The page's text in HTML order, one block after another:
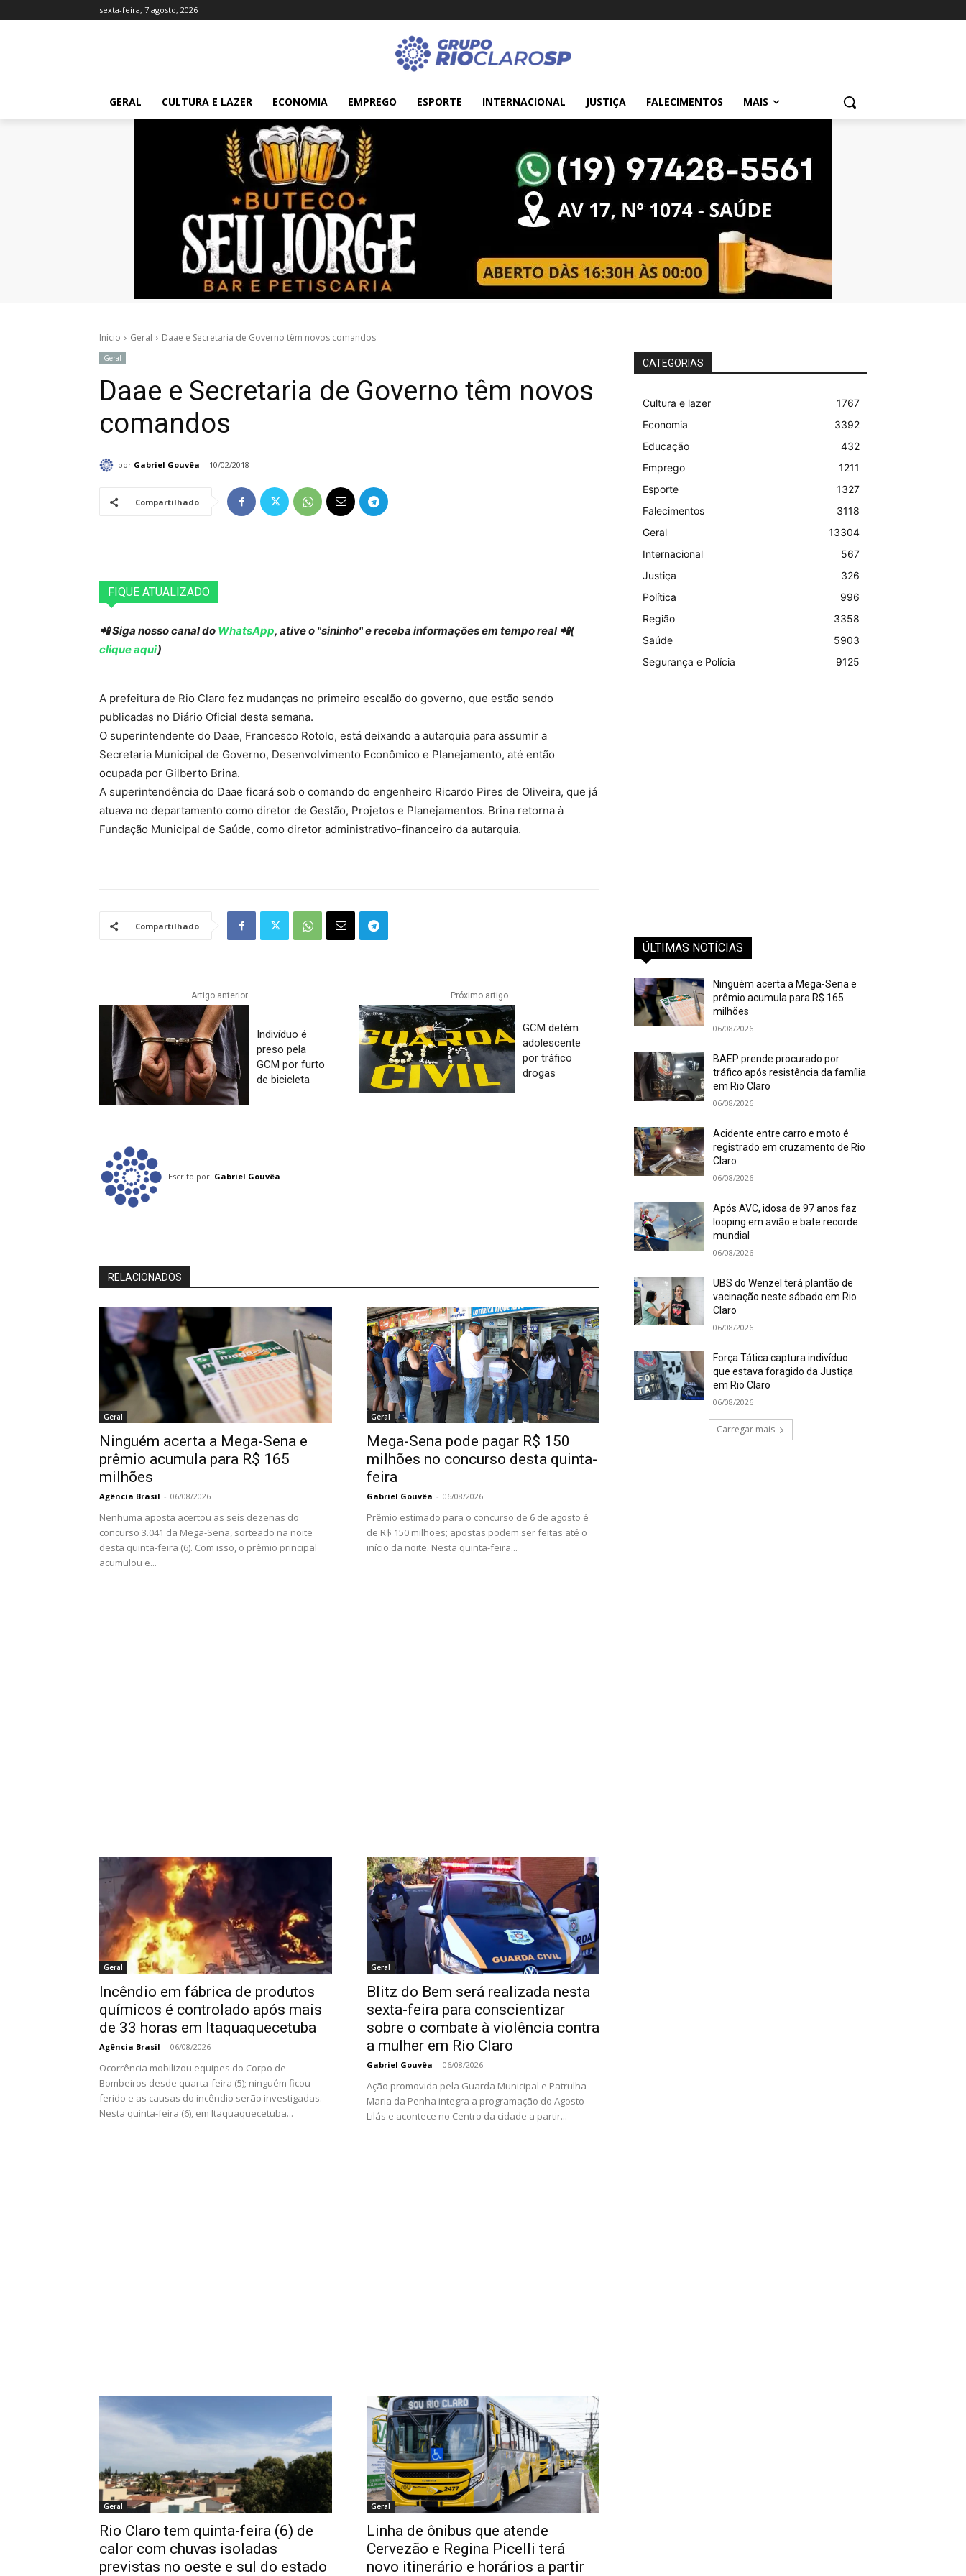
sexta-feira, 7 agosto, 2026
GERAL CULTURA E LAZER ECONOMIA EMPREGO ESPORTE INTERNACIONAL JUSTIÇA FALECIMENTOS MAIS
Início Geral Daae e Secretaria de Governo têm novos comandos
Geral
Daae e Secretaria de Governo têm novos
comandos
por Gabriel Gouvêa 10/02/2018
Compartilhado
FIQUE ATUALIZADO
📲 Siga nosso canal do WhatsApp, ative o "sininho" e receba informações em tempo real 📲(
clique aqui)
A prefeitura de Rio Claro fez mudanças no primeiro escalão do governo, que estão sendo
publicadas no Diário Oficial desta semana.
O superintendente do Daae, Francesco Rotolo, está deixando a autarquia para assumir a
Secretaria Municipal de Governo, Desenvolvimento Econômico e Planejamento, até então
ocupada por Gilberto Brina.
A superintendência do Daae ficará sob o comando do engenheiro Ricardo Pires de Oliveira, que já
atuava no departamento como diretor de Gestão, Projetos e Planejamentos. Brina retorna à
Fundação Municipal de Saúde, como diretor administrativo-financeiro da autarquia.
Compartilhado
Artigo anterior
Indivíduo é
preso pela
GCM por furto
de bicicleta
Próximo artigo
GCM detém
adolescente
por tráfico
drogas
Escrito por: Gabriel Gouvêa
RELACIONADOS
Geral
Ninguém acerta a Mega-Sena e
prêmio acumula para R$ 165
milhões
Agência Brasil - 06/08/2026
Nenhuma aposta acertou as seis dezenas do
concurso 3.041 da Mega-Sena, sorteado na noite
desta quinta-feira (6). Com isso, o prêmio principal
acumulou e...
Geral
Mega-Sena pode pagar R$ 150
milhões no concurso desta quinta-
feira
Gabriel Gouvêa - 06/08/2026
Prêmio estimado para o concurso de 6 de agosto é
de R$ 150 milhões; apostas podem ser feitas até o
início da noite. Nesta quinta-feira...
Geral
Incêndio em fábrica de produtos
químicos é controlado após mais
de 33 horas em Itaquaquecetuba
Agência Brasil - 06/08/2026
Ocorrência mobilizou equipes do Corpo de
Bombeiros desde quarta-feira (5); ninguém ficou
ferido e as causas do incêndio serão investigadas.
Nesta quinta-feira (6), em Itaquaquecetuba...
Geral
Blitz do Bem será realizada nesta
sexta-feira para conscientizar
sobre o combate à violência contra
a mulher em Rio Claro
Gabriel Gouvêa - 06/08/2026
Ação promovida pela Guarda Municipal e Patrulha
Maria da Penha integra a programação do Agosto
Lilás e acontece no Centro da cidade a partir...
Geral
Rio Claro tem quinta-feira (6) de
calor com chuvas isoladas
previstas no oeste e sul do estado
Geral
Linha de ônibus que atende
Cervezão e Regina Picelli terá
novo itinerário e horários a partir
CATEGORIAS
Cultura e lazer
1767
Economia
3392
Educação
432
Emprego
1211
Esporte
1327
Falecimentos
3118
Geral
13304
Internacional
567
Justiça
326
Política
996
Região
3358
Saúde
5903
Segurança e Polícia
9125
ÚLTIMAS NOTÍCIAS
Ninguém acerta a Mega-Sena e
prêmio acumula para R$ 165
milhões
06/08/2026
BAEP prende procurado por
tráfico após resistência da família
em Rio Claro
06/08/2026
Acidente entre carro e moto é
registrado em cruzamento de Rio
Claro
06/08/2026
Após AVC, idosa de 97 anos faz
looping em avião e bate recorde
mundial
06/08/2026
UBS do Wenzel terá plantão de
vacinação neste sábado em Rio
Claro
06/08/2026
Força Tática captura indivíduo
que estava foragido da Justiça
em Rio Claro
06/08/2026
Carregar mais